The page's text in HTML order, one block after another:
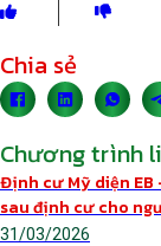
Chia sẻ
Chương trình
Định cư Mỹ diện EB
sau định cư cho
31/03/2026